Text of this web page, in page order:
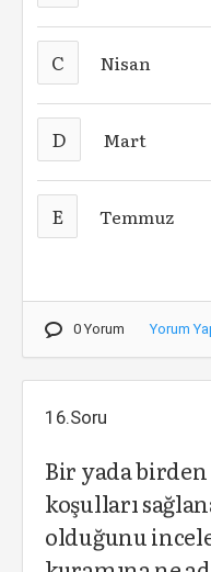
C Nisan
D Mart
E Temmuz
0 Yorum Yorum
16.Soru
Bir yada
koşulları
olduğunu